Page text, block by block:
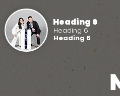
Heading 6
Heading 6
Heading 6